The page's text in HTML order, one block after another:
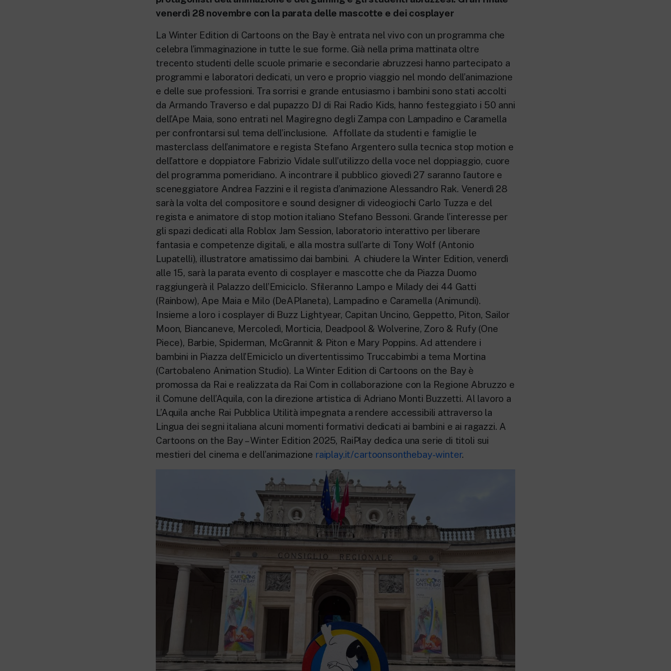
venerdì 28 novembre con la parata delle mascotte e dei cosplayer
La Winter Edition di Cartoons on the Bay è entrata nel vivo con un programma che
celebra l’immaginazione in tutte le sue forme. Già nella prima mattinata oltre
trecento studenti delle scuole primarie e secondarie abruzzesi hanno partecipato a
programmi e laboratori dedicati, un vero e proprio viaggio nel mondo dell’animazione
e delle sue professioni. Tra sorrisi e grande entusiasmo i bambini sono stati accolti
da Armando Traverso e dal pupazzo DJ di Rai Radio Kids, hanno festeggiato i 50 anni
dell’Ape Maia, sono entrati nel Magiregno degli Zampa con Lampadino e Caramella
per confrontarsi sul tema dell’inclusione. Affollate da studenti e famiglie le
masterclass dell’animatore e regista Stefano Argentero sulla tecnica stop motion e
dell’attore e doppiatore Fabrizio Vidale sull’utilizzo della voce nel doppiaggio, cuore
del programma pomeridiano. A incontrare il pubblico giovedì 27 saranno l’autore e
sceneggiatore Andrea Fazzini e il regista d’animazione Alessandro Rak. Venerdì 28
sarà la volta del compositore e sound designer di videogiochi Carlo Tuzza e del
regista e animatore di stop motion italiano Stefano Bessoni. Grande l’interesse per
gli spazi dedicati alla Roblox Jam Session, laboratorio interattivo per liberare
fantasia e competenze digitali, e alla mostra sull’arte di Tony Wolf (Antonio
Lupatelli), illustratore amatissimo dai bambini. A chiudere la Winter Edition, venerdì
alle 15, sarà la parata evento di cosplayer e mascotte che da Piazza Duomo
raggiungerà il Palazzo dell’Emiciclo. Sfileranno Lampo e Milady dei 44 Gatti
(Rainbow), Ape Maia e Milo (DeAPlaneta), Lampadino e Caramella (Animundi).
Insieme a loro i cosplayer di Buzz Lightyear, Capitan Uncino, Geppetto, Piton, Sailor
Moon, Biancaneve, Mercoledì, Morticia, Deadpool & Wolverine, Zoro & Rufy (One
Piece), Barbie, Spiderman, McGrannit & Piton e Mary Poppins. Ad attendere i
bambini in Piazza dell’Emiciclo un divertentissimo Truccabimbi a tema Mortina
(Cartobaleno Animation Studio). La Winter Edition di Cartoons on the Bay è
promossa da Rai e realizzata da Rai Com in collaborazione con la Regione Abruzzo e
il Comune dell’Aquila, con la direzione artistica di Adriano Monti Buzzetti. Al lavoro a
L’Aquila anche Rai Pubblica Utilità impegnata a rendere accessibili attraverso la
Lingua dei segni italiana alcuni momenti formativi dedicati ai bambini e ai ragazzi. A
Cartoons on the Bay – Winter Edition 2025, RaiPlay dedica una serie di titoli sui
mestieri del cinema e dell’animazione raiplay.it/cartoonsonthebay-winter.